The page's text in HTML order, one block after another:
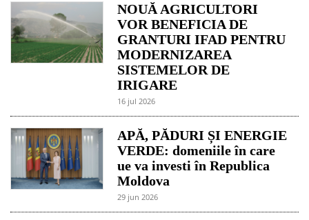
NOUĂ AGRICULTORI
VOR BENEFICIA DE
GRANTURI IFAD PENTRU
MODERNIZAREA
SISTEMELOR DE
IRIGARE
16 jul 2026
APĂ, PĂDURI ȘI ENERGIE
VERDE: domeniile în care
ue va investi în Republica
Moldova
29 jun 2026